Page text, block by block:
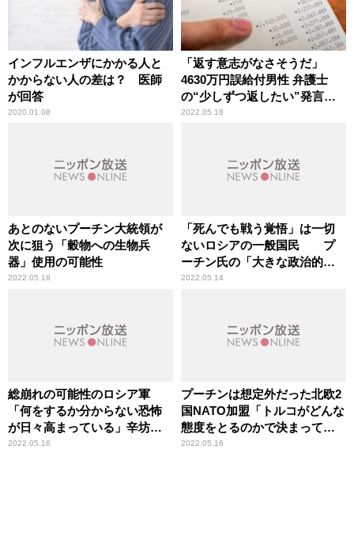
インフルエンザにかかる人と
かからない人の差は？ 医師
が回答
2020.01.08
「返す意志がなさそうだ」
4630万円誤給付男性 弁護士
の“少しずつ返したい”発言に
辛坊治郎が疑念
2022.05.18
あとのないプーチン大統領が
次に狙う「穀物への生物兵
器」使用の可能性
2022.05.18
「死んでも戦う覚悟」は一切
ないロシアの一般国民 プ
ーチン氏の「大きな政治的リ
スク」となる大規模動員化
2022.05.14
総崩れの可能性のロシア軍
「何をするか分からない恐怖
が日々高まっている」辛坊治
郎が指摘
2022.05.16
プーチンは想定外だった北欧2
国NATO加盟「トルコがどんな
態度をとるのかで決まってく
る」その理由を辛坊治郎が解
2022.05.16